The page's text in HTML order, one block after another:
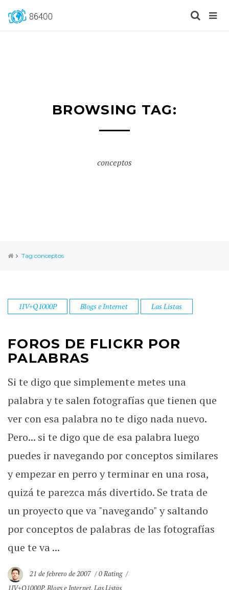
BROWSING TAG:
conceptos
Tag:conceptos
1IV+Q1000P Blogs e Internet Las Listas
FOROS DE FLICKR POR
PALABRAS
Si te digo que simplemente metes una
palabra y te salen fotografías que tienen que
ver con esa palabra no te digo nada nuevo.
Pero... si te digo que de esa palabra luego
puedes ir navegando por conceptos similares
y empezar en perro y terminar en una rosa,
quizá te parezca más divertido. Se trata de
un proyecto que va "navegando" y saltando
por conceptos de palabras de las fotografías
que te va ...
21 de febrero de 2007
0 Rating
1IV+Q1000P,Blogs e Internet,Las Listas